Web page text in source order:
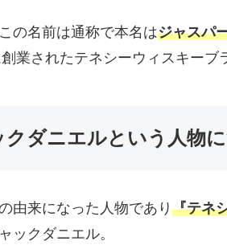
の名前は通称で本名はジャスパ
業されたテネシーウィスキーブ
クダニエルという人物
由来になった人物であり 『テネ
ックダニエル。